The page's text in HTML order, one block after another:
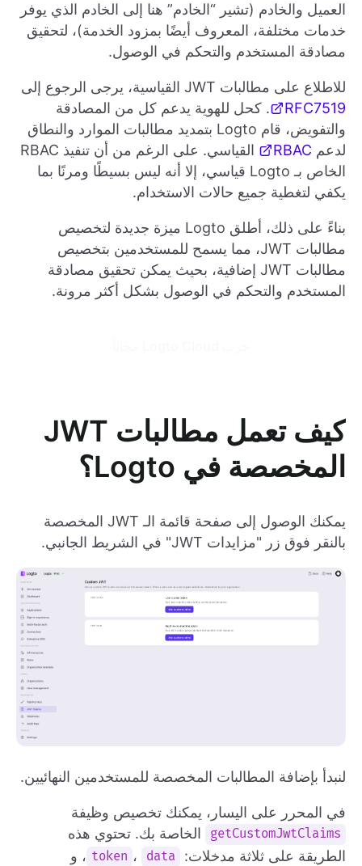
العميل والخادم (تشير “الخادم” هنا إلى الخادم الذي يوفر
خدمات مختلفة، المعروف أيضًا بمزود الخدمة)، لتحقيق
مصادقة المستخدم والتحكم في الوصول.
للاطلاع على مطالبات JWT القياسية، يرجى الرجوع إلى
RFC7519
. كحل للهوية يدعم كل من المصادقة
والتفويض، قام Logto بتمديد مطالبات الموارد والنطاق
لدعم RBAC
القياسي. على الرغم من أن تنفيذ RBAC
الخاص بـ Logto قياسي، إلا أنه ليس بسيطًا ومرنًا بما
يكفي لتغطية جميع حالات الاستخدام.
بناءً على ذلك، أطلق Logto ميزة جديدة لتخصيص
مطالبات JWT، مما يسمح للمستخدمين بتخصيص
مطالبات JWT إضافية، بحيث يمكن تحقيق مصادقة
المستخدم والتحكم في الوصول بشكل أكثر مرونة.
كيف تعمل مطالبات JWT
المخصصة في Logto؟
يمكنك الوصول إلى صفحة قائمة الـ JWT المخصصة
بالنقر فوق زر "مزايدات JWT" في الشريط الجانبي.
لنبدأ بإضافة المطالبات المخصصة للمستخدمين النهائيين.
في المحرر على اليسار، يمكنك تخصيص وظيفة
getCustomJwtClaims
الخاصة بك. تحتوي هذه
الطريقة على ثلاثة مدخلات:
token ، data ، و